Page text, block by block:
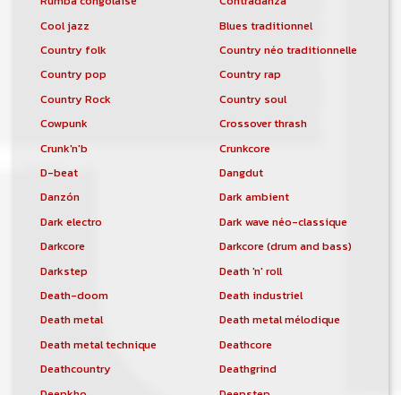
Cool jazz
Blues traditionnel
Country folk
Country néo traditionnelle
Country pop
Country rap
Country Rock
Country soul
Cowpunk
Crossover thrash
Crunk'n'b
Crunkcore
D-beat
Dangdut
Danzón
Dark ambient
Dark electro
Dark wave néo-classique
Darkcore
Darkcore (drum and bass)
Darkstep
Death 'n' roll
Death-doom
Death industriel
Death metal
Death metal mélodique
Death metal technique
Deathcore
Deathcountry
Deathgrind